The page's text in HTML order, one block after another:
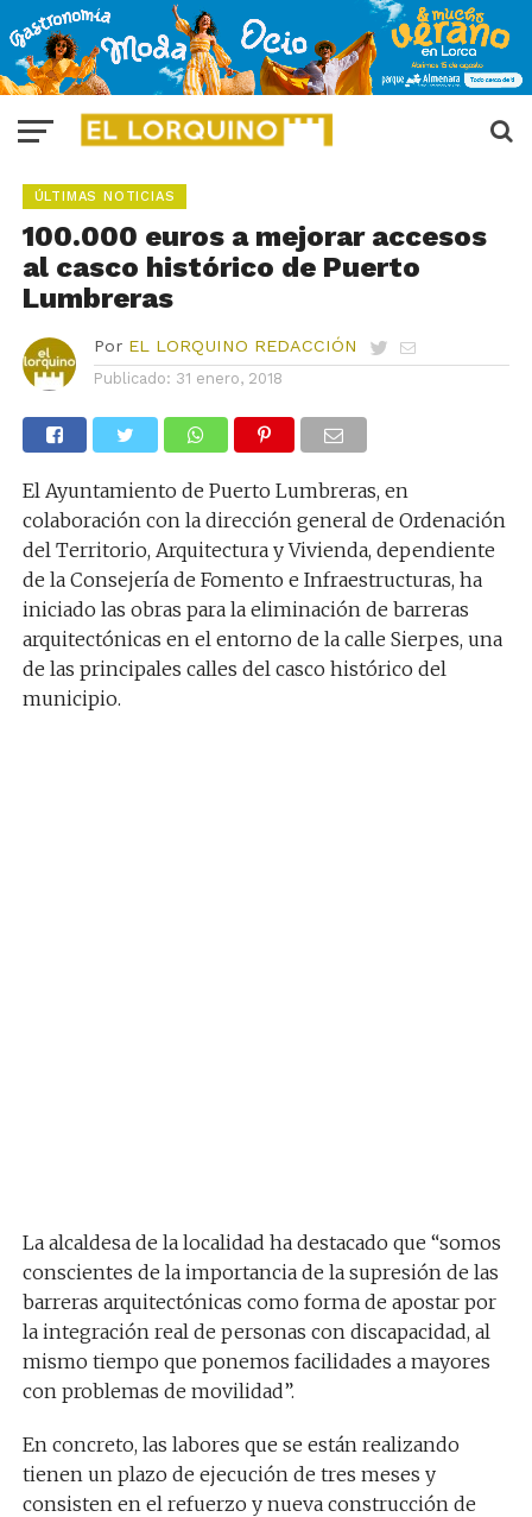
ÚLTIMAS NOTICIAS
100.000 euros a mejorar accesos
al casco histórico de Puerto
Lumbreras
Por EL LORQUINO REDACCIÓN
Publicado: 31 enero, 2018
El Ayuntamiento de Puerto Lumbreras, en
colaboración con la dirección general de Ordenación
del Territorio, Arquitectura y Vivienda, dependiente
de la Consejería de Fomento e Infraestructuras, ha
iniciado las obras para la eliminación de barreras
arquitectónicas en el entorno de la calle Sierpes, una
de las principales calles del casco histórico del
municipio.
La alcaldesa de la localidad ha destacado que “somos
conscientes de la importancia de la supresión de las
barreras arquitectónicas como forma de apostar por
la integración real de personas con discapacidad, al
mismo tiempo que ponemos facilidades a mayores
con problemas de movilidad”.
En concreto, las labores que se están realizando
tienen un plazo de ejecución de tres meses y
consisten en el refuerzo y nueva construcción de